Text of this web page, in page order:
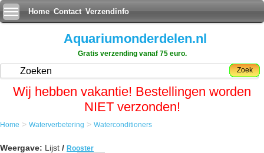
Home Contact Verzendinfo
Aquariumonderdelen.nl
Gratis verzending vanaf 75 euro.
Zoek
Wij hebben vakantie! Bestellingen worden
NIET verzonden!
Home > Waterverbetering > Waterconditioners
Weergave: Lijst / Rooster